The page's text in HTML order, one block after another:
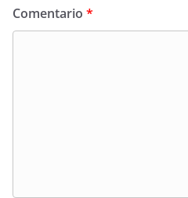
Comentario *